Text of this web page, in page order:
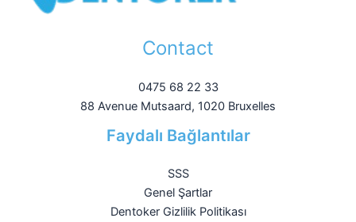
Contact
0475 68 22 33
88 Avenue Mutsaard, 1020 Bruxelles
Faydalı Bağlantılar
SSS
Genel Şartlar
Dentoker Gizlilik Politikası